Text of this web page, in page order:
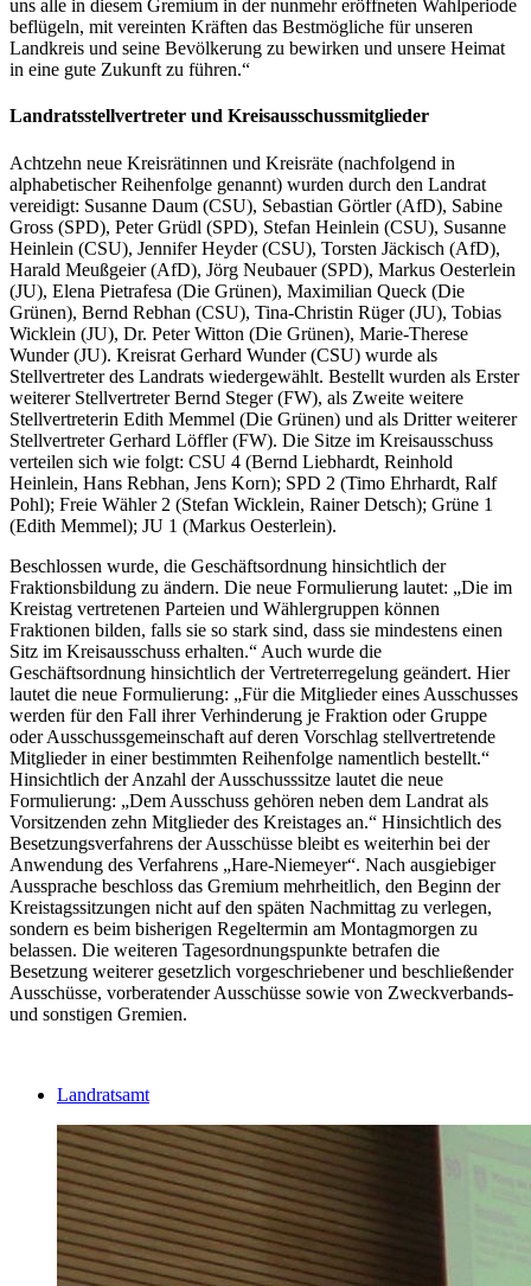
uns alle in diesem Gremium in der nunmehr eröffneten Wahlperiode
beflügeln, mit vereinten Kräften das Bestmögliche für unseren
Landkreis und seine Bevölkerung zu bewirken und unsere Heimat
in eine gute Zukunft zu führen.“
Landratsstellvertreter und Kreisausschussmitglieder
Achtzehn neue Kreisrätinnen und Kreisräte (nachfolgend in
alphabetischer Reihenfolge genannt) wurden durch den Landrat
vereidigt: Susanne Daum (CSU), Sebastian Görtler (AfD), Sabine
Gross (SPD), Peter Grüdl (SPD), Stefan Heinlein (CSU), Susanne
Heinlein (CSU), Jennifer Heyder (CSU), Torsten Jäckisch (AfD),
Harald Meußgeier (AfD), Jörg Neubauer (SPD), Markus Oesterlein
(JU), Elena Pietrafesa (Die Grünen), Maximilian Queck (Die
Grünen), Bernd Rebhan (CSU), Tina-Christin Rüger (JU), Tobias
Wicklein (JU), Dr. Peter Witton (Die Grünen), Marie-Therese
Wunder (JU). Kreisrat Gerhard Wunder (CSU) wurde als
Stellvertreter des Landrats wiedergewählt. Bestellt wurden als Erster
weiterer Stellvertreter Bernd Steger (FW), als Zweite weitere
Stellvertreterin Edith Memmel (Die Grünen) und als Dritter weiterer
Stellvertreter Gerhard Löffler (FW). Die Sitze im Kreisausschuss
verteilen sich wie folgt: CSU 4 (Bernd Liebhardt, Reinhold
Heinlein, Hans Rebhan, Jens Korn); SPD 2 (Timo Ehrhardt, Ralf
Pohl); Freie Wähler 2 (Stefan Wicklein, Rainer Detsch); Grüne 1
(Edith Memmel); JU 1 (Markus Oesterlein).
Beschlossen wurde, die Geschäftsordnung hinsichtlich der
Fraktionsbildung zu ändern. Die neue Formulierung lautet: „Die im
Kreistag vertretenen Parteien und Wählergruppen können
Fraktionen bilden, falls sie so stark sind, dass sie mindestens einen
Sitz im Kreisausschuss erhalten.“ Auch wurde die
Geschäftsordnung hinsichtlich der Vertreterregelung geändert. Hier
lautet die neue Formulierung: „Für die Mitglieder eines Ausschusses
werden für den Fall ihrer Verhinderung je Fraktion oder Gruppe
oder Ausschussgemeinschaft auf deren Vorschlag stellvertretende
Mitglieder in einer bestimmten Reihenfolge namentlich bestellt.“
Hinsichtlich der Anzahl der Ausschusssitze lautet die neue
Formulierung: „Dem Ausschuss gehören neben dem Landrat als
Vorsitzenden zehn Mitglieder des Kreistages an.“ Hinsichtlich des
Besetzungsverfahrens der Ausschüsse bleibt es weiterhin bei der
Anwendung des Verfahrens „Hare-Niemeyer“. Nach ausgiebiger
Aussprache beschloss das Gremium mehrheitlich, den Beginn der
Kreistagssitzungen nicht auf den späten Nachmittag zu verlegen,
sondern es beim bisherigen Regeltermin am Montagmorgen zu
belassen. Die weiteren Tagesordnungspunkte betrafen die
Besetzung weiterer gesetzlich vorgeschriebener und beschließender
Ausschüsse, vorberatender Ausschüsse sowie von Zweckverbands-
und sonstigen Gremien.
Landratsamt